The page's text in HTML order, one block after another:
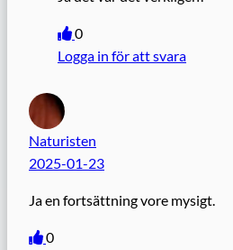
0
Logga in för att svara
Naturisten
2025-01-23
Ja en fortsättning vore mysigt.
0